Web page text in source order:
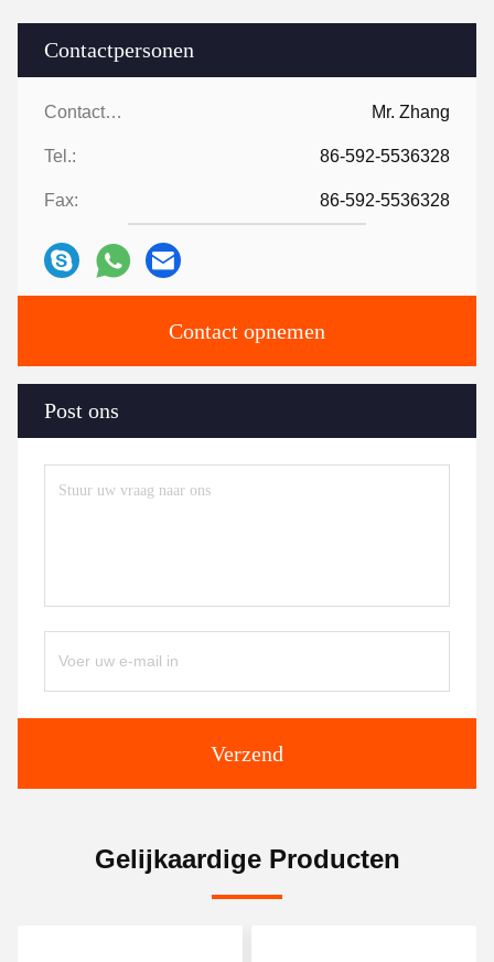
Contactpersonen
Contactpersonen: Mr. Zhang
Tel.: 86-592-5536328
Fax: 86-592-5536328
Contact opnemen
Post ons
Verzend
Gelijkaardige Producten